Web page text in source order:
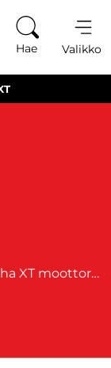
Hae Valikko
Avaa tie seikkailuille käytetyillä Yamaha XT moottoripyörillä! Yamaha XT-sarja yhdistää tyylikkään muotoilun ja voimakkaan suorituskyvyn, tehden niistä täydellisen valinnan niin kaupunkiajoon kuin retkipoluillekin. Näiden moottoripyörien tunnusomaisia piirteitä ovat voimakas moottori ja kestävä rakenne, mikä tekee ajamisesta nautinnollista ja luotettavaa. Yamaha XT moottoripyörät ovat valmistettu Japanissa, missä huippulaatu ja innovaatio kohtaavat. Tämä takaa, että jokainen moottoripyörä on suunniteltu kestämään vaativissakin olosuhteissa tarjoten samalla vertaansa vailla olevaa suorituskykyä. XT-sarja on perinteisesti enemmän “dual-sport” tai kevyt enduro ja se on suunniteltu sekä maantie- että kevyemmälle maastoajolle.Valitse Yamaha XT ja astu tien päälle luottavaisin mielin!